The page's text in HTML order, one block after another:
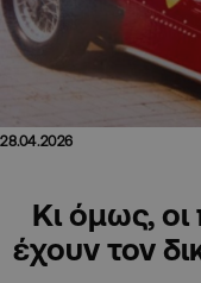
28.04.2026
Κι όμως, οι
έχουν τον